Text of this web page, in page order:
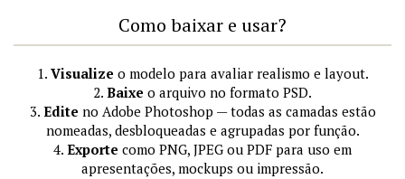
Como baixar e usar?
1. Visualize o modelo para avaliar realismo e layout.
2. Baixe o arquivo no formato PSD.
3. Edite no Adobe Photoshop — todas as camadas estão
nomeadas, desbloqueadas e agrupadas por função.
4. Exporte como PNG, JPEG ou PDF para uso em
apresentações, mockups ou impressão.